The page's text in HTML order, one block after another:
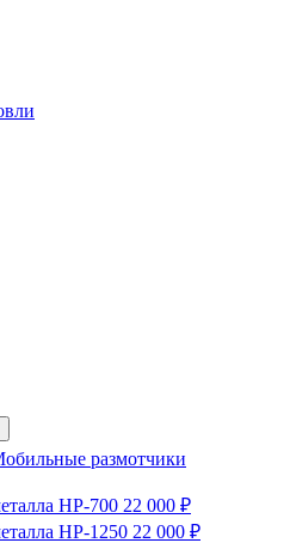
размотчики
HP-700 22 000 ₽
HP-1250 22 000 ₽